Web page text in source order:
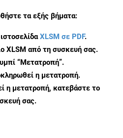
τα εξής βήματα:
XLSM σε PDF.
XLSM από τη συσκευή σας.
“Μετατροπή”.
η μετατροπή.
η μετατροπή, κατεβάστε το
σας.